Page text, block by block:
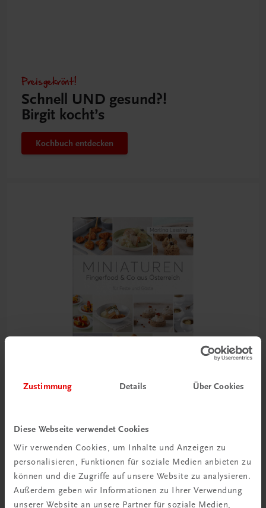
Zustimmung Details Über Cookies
Diese Webseite verwendet Cookies
Wir verwenden Cookies, um Inhalte und Anzeigen zu
personalisieren, Funktionen für soziale Medien anbieten zu
können und die Zugriffe auf unsere Website zu analysieren.
Außerdem geben wir Informationen zu Ihrer Verwendung
unserer Website an unsere Partner für soziale Medien,
Preisgekrönt!
Schnell UND gesund?!
Birgit kocht’s
Kochbuch entdecken
Miniaturen. Fingerfood & Co. aus Österreich
für Feste und Gäste
€ 27,00